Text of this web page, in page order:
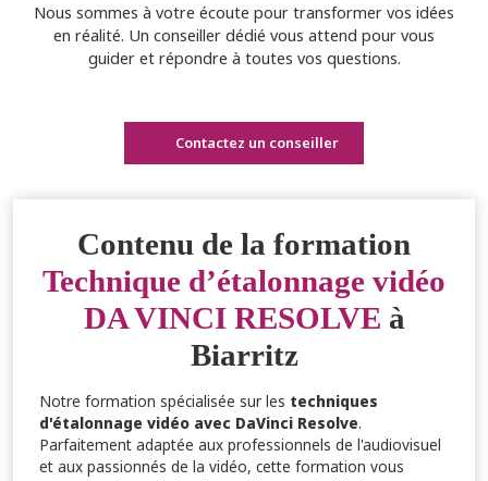
Nous sommes à votre écoute pour transformer vos idées
en réalité. Un conseiller dédié vous attend pour vous
guider et répondre à toutes vos questions.
Contactez un conseiller
Contenu de la formation
Technique d’étalonnage vidéo
DA VINCI RESOLVE à
Biarritz
Notre formation spécialisée sur les techniques
d'étalonnage vidéo avec DaVinci Resolve.
Parfaitement adaptée aux professionnels de l'audiovisuel
et aux passionnés de la vidéo, cette formation vous